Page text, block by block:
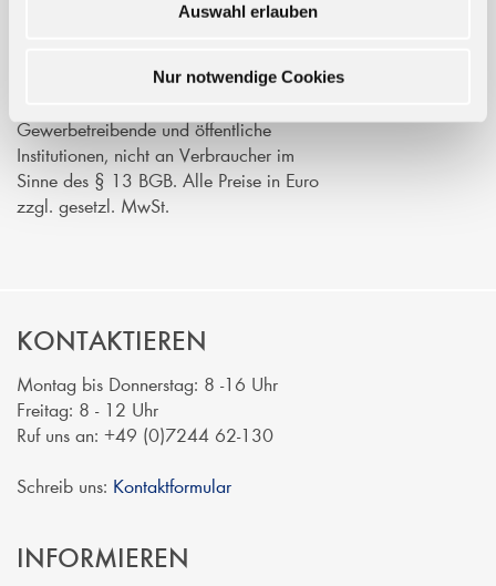
Auswahl erlauben
Nur notwendige Cookies
Gewerbetreibende und öffentliche
Institutionen, nicht an Verbraucher im
Sinne des § 13 BGB. Alle Preise in Euro
zzgl. gesetzl. MwSt.
KONTAKTIEREN
Montag bis Donnerstag: 8 -16 Uhr
Freitag: 8 - 12 Uhr
Ruf uns an: +49 (0)7244 62-130
Schreib uns: Kontaktformular
INFORMIEREN